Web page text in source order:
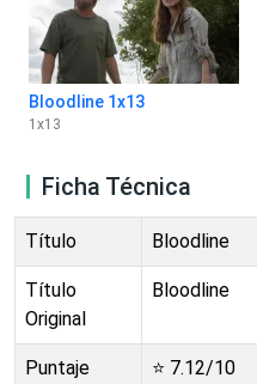
Bloodline 1x13
1 x13
Ficha Técnica
Título Bloodline
Título
Original
Bloodline
Puntaje ⭐ 7.12/10